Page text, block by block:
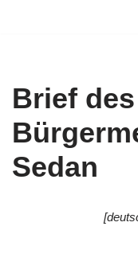
Brief des
Sedan